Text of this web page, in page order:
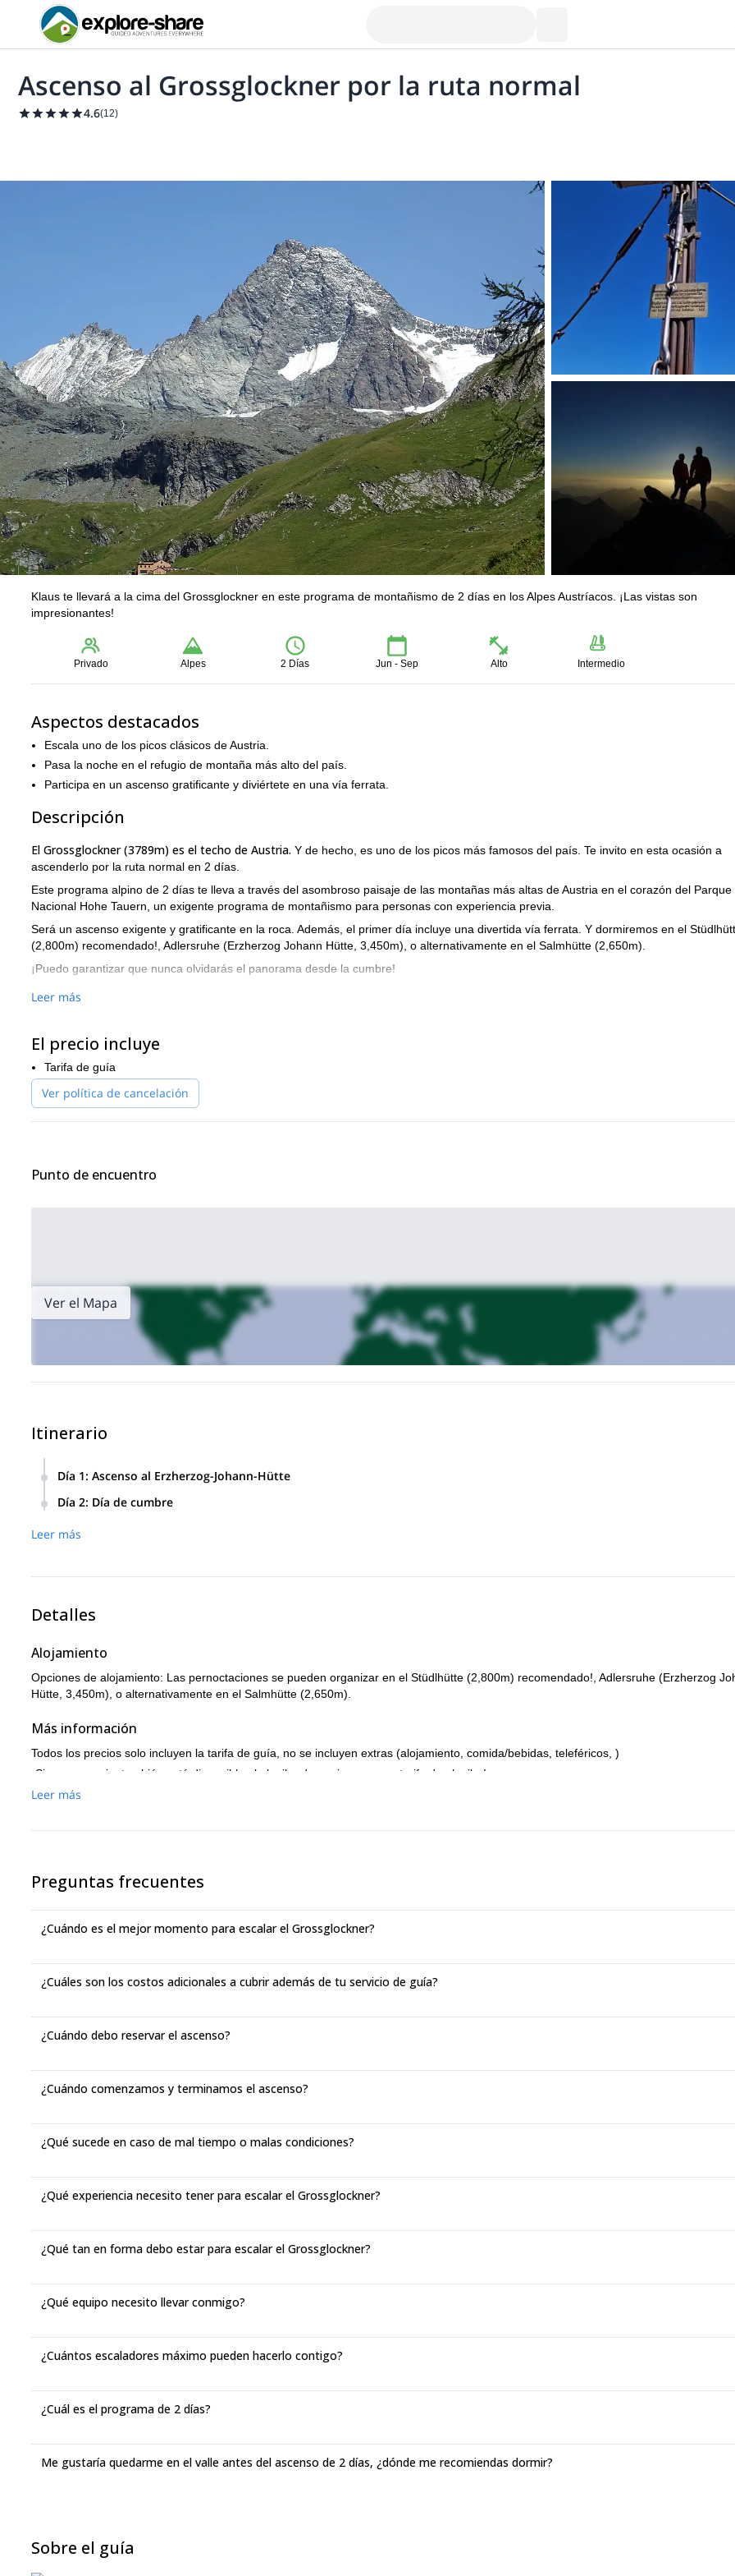
Ascenso al Grossglockner por la ruta normal
4.6(12)
Klaus te llevará a la cima del Grossglockner en este programa de montañismo de 2 días en los Alpes Austríacos. ¡Las vistas son
impresionantes!
Privado Alpes 2 Días Jun - Sep Alto Intermedio
Aspectos destacados
Escala uno de los picos clásicos de Austria.
Pasa la noche en el refugio de montaña más alto del país.
Participa en un ascenso gratificante y diviértete en una vía ferrata.
Descripción
El Grossglockner (3789m) es el techo de Austria. Y de hecho, es uno de los picos más famosos del país. Te invito en esta ocasión a
ascenderlo por la ruta normal en 2 días.
Este programa alpino de 2 días te lleva a través del asombroso paisaje de las montañas más altas de Austria en el corazón del Parque
Nacional Hohe Tauern, un exigente programa de montañismo para personas con experiencia previa.
Será un ascenso exigente y gratificante en la roca. Además, el primer día incluye una divertida vía ferrata. Y dormiremos en el
(2,800m) recomendado!, Adlersruhe (Erzherzog Johann Hütte, 3,450m), o alternativamente en el Salmhütte (2,650m).
¡Puedo garantizar que nunca olvidarás el panorama desde la cumbre!
Necesitas estar preparado y en muy buena condición ya que ascenderemos hasta 400 metros por hora. Además, la dificultad del
Si estás interesado en una opción ligeramente más desafiante, también puedes consultar este
Leer más
El precio incluye
Tarifa de guía
Ver política de cancelación
Punto de encuentro
Ver el Mapa
Itinerario
Día 1: Ascenso al Erzherzog-Johann-Hütte
nos lleva al Erzherzog-Johann-Hütte (3451m), el refugio más alto de Austria. El atardecer a esta altitud es una experiencia
Día 2: Día de cumbre
cerca, pero antes de terminar el último tramo en la roca, descendemos brevemente al Glocknerscharte. En el punto más alto de
Leer más
Detalles
Alojamiento
Opciones de alojamiento: Las pernoctaciones se pueden organizar en el Stüdlhütte (2,800m) recomendado!, Adlersruhe (Erzherzog
Hütte, 3,450m), o alternativamente en el Salmhütte (2,650m).
Más información
Todos los precios solo incluyen la tarifa de guía, no se incluyen extras (alojamiento, comida/bebidas, teleféricos, )
¡Si es necesario, también está disponible el alquiler de equipo por una tarifa de alquiler!
Tamaño del grupo:
Leer más
Preguntas frecuentes
¿Cuándo es el mejor momento para escalar el Grossglockner?
¿Cuáles son los costos adicionales a cubrir además de tu servicio de guía?
¿Cuándo debo reservar el ascenso?
¿Cuándo comenzamos y terminamos el ascenso?
¿Qué sucede en caso de mal tiempo o malas condiciones?
¿Qué experiencia necesito tener para escalar el Grossglockner?
¿Qué tan en forma debo estar para escalar el Grossglockner?
¿Qué equipo necesito llevar conmigo?
¿Cuántos escaladores máximo pueden hacerlo contigo?
¿Cuál es el programa de 2 días?
Me gustaría quedarme en el valle antes del ascenso de 2 días, ¿dónde me recomiendas dormir?
Sobre el guía